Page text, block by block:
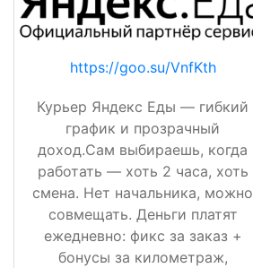
https://goo.su/VnfKth
Курьер Яндекс Еды — гибкий
график и прозрачный
доход.Сам выбираешь, когда
работать — хоть 2 часа, хоть
смена. Нет начальника, можно
совмещать. Деньги платят
ежедневно: фикс за заказ +
бонусы за километраж,